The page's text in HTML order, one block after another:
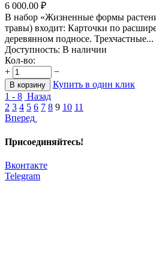
6 000.00 ₽
В набор «Жизненные формы
травы) входит: Карточки по
деревянном подносе. Трехчастные...
Доступность: В наличии
Кол-во:
+
−
В корзину
Купить в один клик
1 - 8 Назад
2 3 4 5 6 7 8 9 10 11
Вперед
Присоединяйтесь!
Вконтакте
Telegram